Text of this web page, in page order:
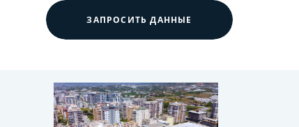
ЗАПРОСИТЬ ДАННЫЕ